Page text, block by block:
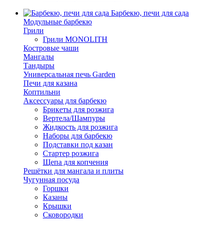
Барбекю, печи для сада
Модульные барбекю
Грили
Грили MONOLITH
Костровые чаши
Мангалы
Тандыры
Универсальная печь Garden
Печи для казана
Коптильни
Аксессуары для барбекю
Брикеты для розжига
Вертела/Шампуры
Жидкость для розжига
Наборы для барбекю
Подставки под казан
Стартер розжига
Щепа для копчения
Решётки для мангала и плиты
Чугунная посуда
Горшки
Казаны
Крышки
Сковородки